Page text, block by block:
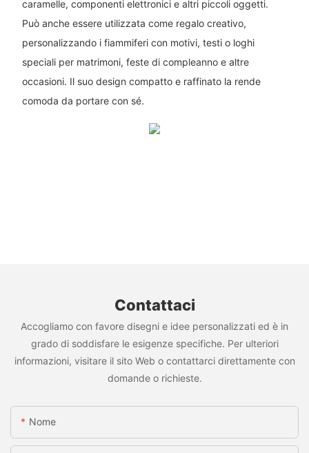
caramelle, componenti elettronici e altri piccoli oggetti.
Può anche essere utilizzata come regalo creativo,
personalizzando i fiammiferi con motivi, testi o loghi
speciali per matrimoni, feste di compleanno e altre
occasioni. Il suo design compatto e raffinato la rende
comoda da portare con sé.
Contattaci
Accogliamo con favore disegni e idee personalizzati ed è in
grado di soddisfare le esigenze specifiche. Per ulteriori
informazioni, visitare il sito Web o contattarci direttamente con
domande o richieste.
Nome